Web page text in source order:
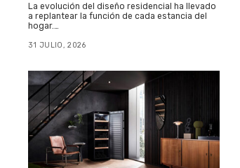
La evolución del diseño residencial ha llevado
a replantear la función de cada estancia del
hogar.…
31 JULIO, 2026